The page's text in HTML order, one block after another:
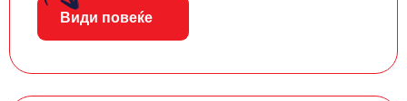
Види повеќе